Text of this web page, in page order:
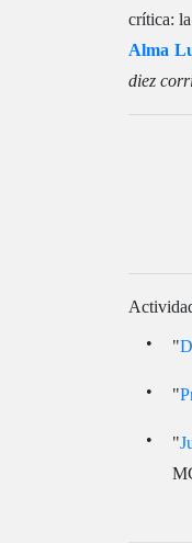
crítica:
Alma
diez
"
"
"